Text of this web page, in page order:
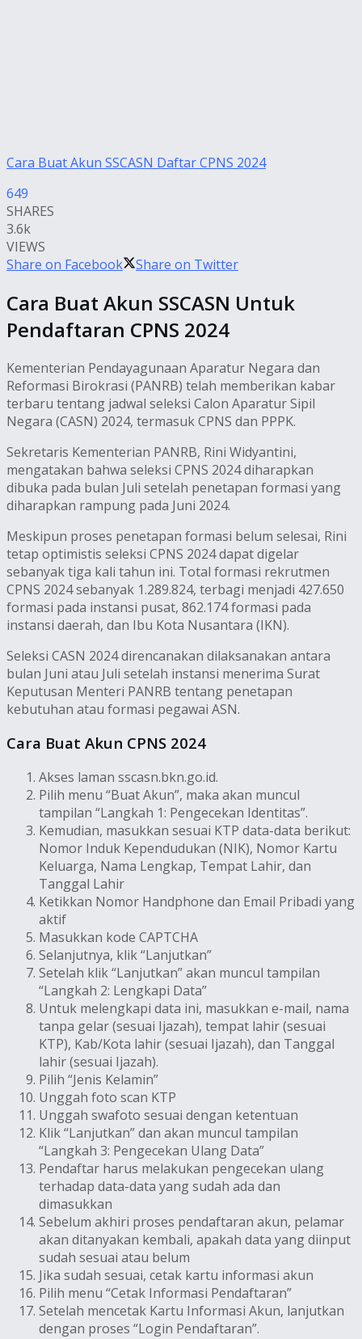
Cara Buat Akun SSCASN Daftar CPNS 2024
649
SHARES
3.6k
VIEWS
Share on Facebook
Share on Twitter
Cara Buat Akun SSCASN Untuk
Pendaftaran CPNS 2024
Kementerian Pendayagunaan Aparatur Negara dan
Reformasi Birokrasi (PANRB) telah memberikan kabar
terbaru tentang jadwal seleksi Calon Aparatur Sipil
Negara (CASN) 2024, termasuk CPNS dan PPPK.
Sekretaris Kementerian PANRB, Rini Widyantini,
mengatakan bahwa seleksi CPNS 2024 diharapkan
dibuka pada bulan Juli setelah penetapan formasi yang
diharapkan rampung pada Juni 2024.
Meskipun proses penetapan formasi belum selesai, Rini
tetap optimistis seleksi CPNS 2024 dapat digelar
sebanyak tiga kali tahun ini. Total formasi rekrutmen
CPNS 2024 sebanyak 1.289.824, terbagi menjadi 427.650
formasi pada instansi pusat, 862.174 formasi pada
instansi daerah, dan Ibu Kota Nusantara (IKN).
Seleksi CASN 2024 direncanakan dilaksanakan antara
bulan Juni atau Juli setelah instansi menerima Surat
Keputusan Menteri PANRB tentang penetapan
kebutuhan atau formasi pegawai ASN.
Cara Buat Akun CPNS 2024
Akses laman sscasn.bkn.go.id.
Pilih menu “Buat Akun”, maka akan muncul
tampilan “Langkah 1: Pengecekan Identitas”.
Kemudian, masukkan sesuai KTP data-data berikut:
Nomor Induk Kependudukan (NIK), Nomor Kartu
Keluarga, Nama Lengkap, Tempat Lahir, dan
Tanggal Lahir
Ketikkan Nomor Handphone dan Email Pribadi yang
aktif
Masukkan kode CAPTCHA
Selanjutnya, klik “Lanjutkan”
Setelah klik “Lanjutkan” akan muncul tampilan
“Langkah 2: Lengkapi Data”
Untuk melengkapi data ini, masukkan e-mail, nama
tanpa gelar (sesuai Ijazah), tempat lahir (sesuai
KTP), Kab/Kota lahir (sesuai Ijazah), dan Tanggal
lahir (sesuai Ijazah).
Pilih “Jenis Kelamin”
Unggah foto scan KTP
Unggah swafoto sesuai dengan ketentuan
Klik “Lanjutkan” dan akan muncul tampilan
“Langkah 3: Pengecekan Ulang Data”
Pendaftar harus melakukan pengecekan ulang
terhadap data-data yang sudah ada dan
dimasukkan
Sebelum akhiri proses pendaftaran akun, pelamar
akan ditanyakan kembali, apakah data yang diinput
sudah sesuai atau belum
Jika sudah sesuai, cetak kartu informasi akun
Pilih menu “Cetak Informasi Pendaftaran”
Setelah mencetak Kartu Informasi Akun, lanjutkan
dengan proses “Login Pendaftaran”.